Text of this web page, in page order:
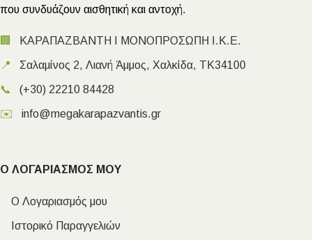
που συνδυάζουν αισθητική και αντοχή.
🏢 ΚΑΡΑΠΑΖΒΑΝΤΗ Ι ΜΟΝΟΠΡΟΣΩΠΗ Ι.Κ.Ε.
📍 Σαλαμίνος 2, Λιανή Άμμος, Χαλκίδα, ΤΚ34100
📞 (+30) 22210 84428
✉️ info@megakarapazvantis.gr
Ο ΛΟΓΑΡΙΑΣΜΟΣ ΜΟΥ
Ο Λογαριασμός μου
Ιστορικό Παραγγελιών